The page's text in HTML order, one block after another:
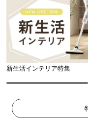
褪せや塗装剥がれも軽減し
新生活インテリア特集